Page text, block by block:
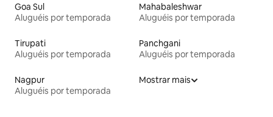
Goa Sul
Aluguéis por temporada
Mahabaleshwar
Aluguéis por temporada
Tirupati
Aluguéis por temporada
Panchgani
Aluguéis por temporada
Nagpur
Aluguéis por temporada
Mostrar mais